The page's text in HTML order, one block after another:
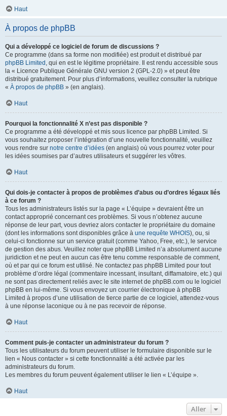
Haut
À propos de phpBB
Qui a développé ce logiciel de forum de discussions ?
Ce programme (dans sa forme non modifiée) est produit et distribué par
phpBB Limited , qui en est le légitime propriétaire. Il est rendu accessible sous
la « Licence Publique Générale GNU version 2 (GPL-2.0) » et peut être
distribué gratuitement. Pour plus d’informations, veuillez consulter la rubrique
« À propos de phpBB » (en anglais).
Haut
Pourquoi la fonctionnalité X n’est pas disponible ?
Ce programme a été développé et mis sous licence par phpBB Limited. Si
vous souhaitez proposer l’intégration d’une nouvelle fonctionnalité, veuillez
vous rendre sur notre centre d’idées (en anglais) où vous pourrez voter pour
les idées soumises par d’autres utilisateurs et suggérer les vôtres.
Haut
Qui dois-je contacter à propos de problèmes d’abus ou d’ordres légaux liés
à ce forum ?
Tous les administrateurs listés sur la page « L’équipe » devraient être un
contact approprié concernant ces problèmes. Si vous n’obtenez aucune
réponse de leur part, vous devriez alors contacter le propriétaire du domaine
(dont les informations sont disponibles grâce à une requête WHOIS), ou, si
celui-ci fonctionne sur un service gratuit (comme Yahoo, Free, etc.), le service
de gestion des abus. Veuillez noter que phpBB Limited n’a absolument aucune
juridiction et ne peut en aucun cas être tenu comme responsable de comment,
où et par qui ce forum est utilisé. Ne contactez pas phpBB Limited pour tout
problème d’ordre légal (commentaire incessant, insultant, diffamatoire, etc.) qui
ne sont pas directement reliés avec le site internet de phpBB.com ou le logiciel
phpBB en lui-même. Si vous envoyez un courrier électronique à phpBB
Limited à propos d’une utilisation de tierce partie de ce logiciel, attendez-vous
à une réponse laconique ou à ne pas recevoir de réponse.
Haut
Comment puis-je contacter un administrateur du forum ?
Tous les utilisateurs du forum peuvent utiliser le formulaire disponible sur le
lien « Nous contacter » si cette fonctionnalité a été activée par les
administrateurs du forum.
Les membres du forum peuvent également utiliser le lien « L’équipe ».
Haut
Aller